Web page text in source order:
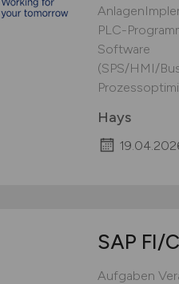
PLC-
Software
(SPS/HMI/
Hays
SAP FI/
Aufgaben